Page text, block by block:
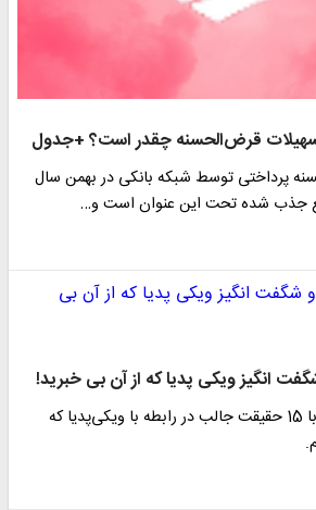
تسهیلات قرض‌الحسنه چقدر است؟ +جدول
پرداختی توسط شبکه بانکی در بهمن سال
جذب شده تحت این عنوان است و…
انگیز ویکی پدیا که از آن بی خبرید!
همراه ما باشید تا شما را با 15 حقیقت جالب در رابطه با ویکی‌پدیا که